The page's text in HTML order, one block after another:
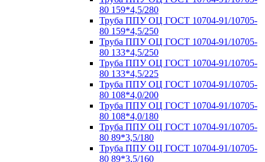
80 159*4,5/280
Труба ППУ ОЦ ГОСТ 10704-91/10705-
80 159*4,5/250
Труба ППУ ОЦ ГОСТ 10704-91/10705-
80 133*4,5/250
Труба ППУ ОЦ ГОСТ 10704-91/10705-
80 133*4,5/225
Труба ППУ ОЦ ГОСТ 10704-91/10705-
80 108*4,0/200
Труба ППУ ОЦ ГОСТ 10704-91/10705-
80 108*4,0/180
Труба ППУ ОЦ ГОСТ 10704-91/10705-
80 89*3,5/180
Труба ППУ ОЦ ГОСТ 10704-91/10705-
80 89*3,5/160